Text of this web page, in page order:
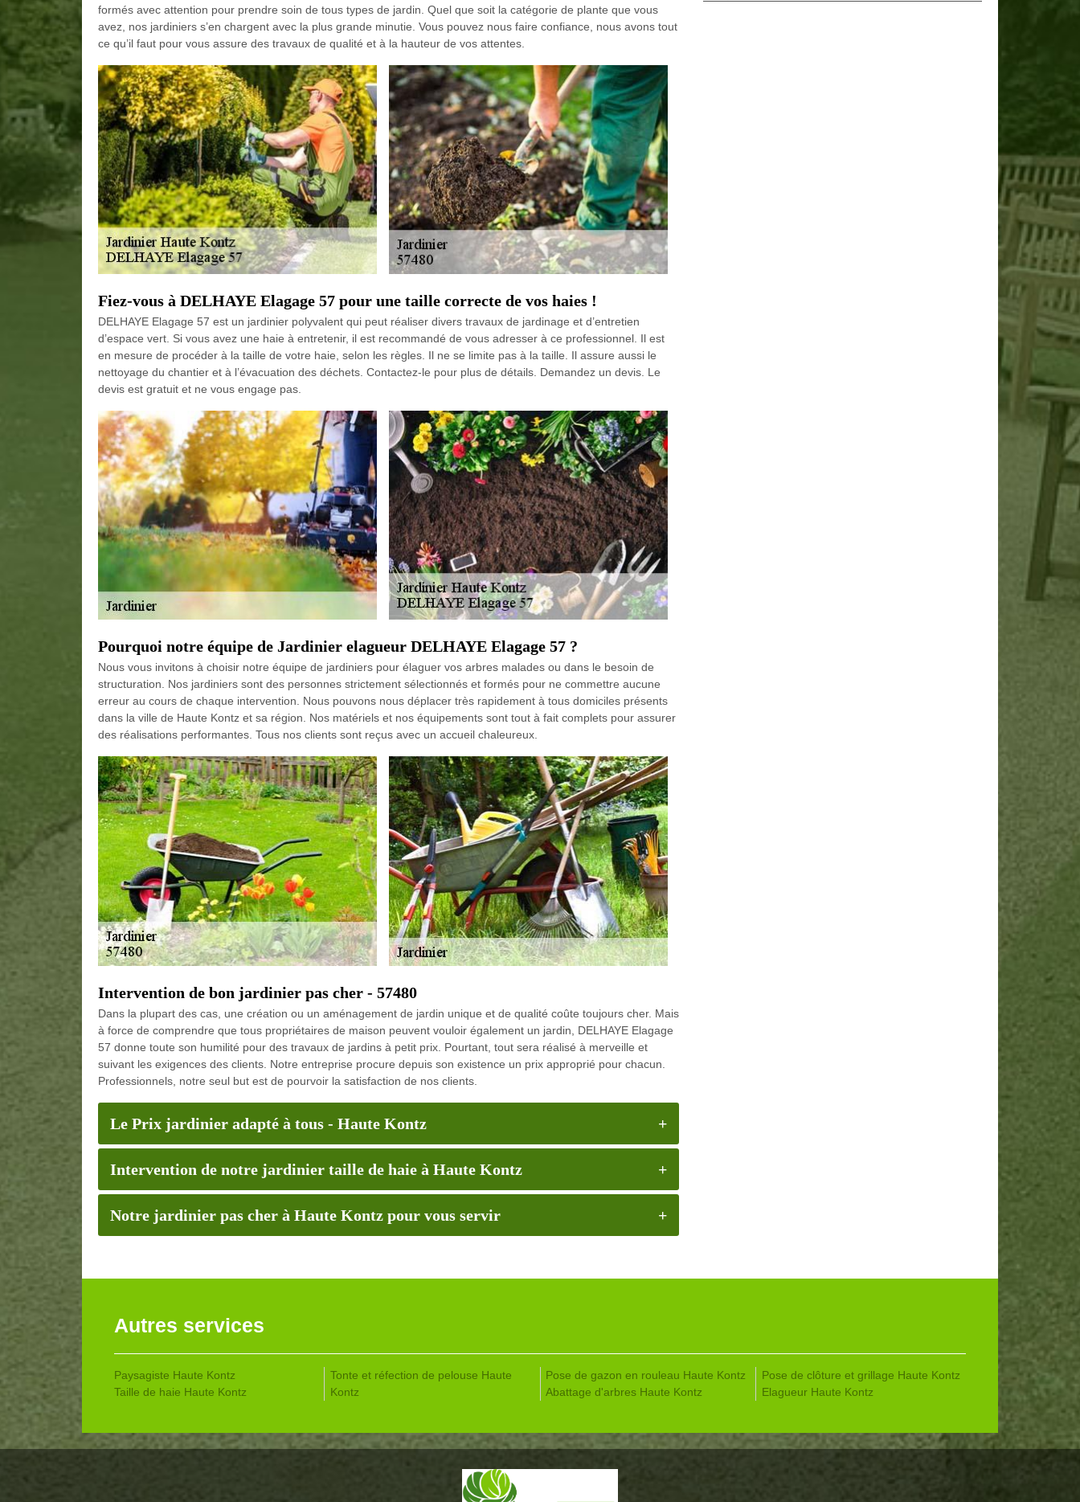
formés avec attention pour prendre soin de tous types de jardin. Quel que soit la catégorie de plante que vous
avez, nos jardiniers s’en chargent avec la plus grande minutie. Vous pouvez nous faire confiance, nous avons tout
ce qu’il faut pour vous assure des travaux de qualité et à la hauteur de vos attentes.
Fiez-vous à DELHAYE Elagage 57 pour une taille correcte de vos haies !
DELHAYE Elagage 57 est un jardinier polyvalent qui peut réaliser divers travaux de jardinage et d’entretien
d’espace vert. Si vous avez une haie à entretenir, il est recommandé de vous adresser à ce professionnel. Il est
en mesure de procéder à la taille de votre haie, selon les règles. Il ne se limite pas à la taille. Il assure aussi le
nettoyage du chantier et à l’évacuation des déchets. Contactez-le pour plus de détails. Demandez un devis. Le
devis est gratuit et ne vous engage pas.
Pourquoi notre équipe de Jardinier elagueur DELHAYE Elagage 57 ?
Nous vous invitons à choisir notre équipe de jardiniers pour élaguer vos arbres malades ou dans le besoin de
structuration. Nos jardiniers sont des personnes strictement sélectionnés et formés pour ne commettre aucune
erreur au cours de chaque intervention. Nous pouvons nous déplacer très rapidement à tous domiciles présents
dans la ville de Haute Kontz et sa région. Nos matériels et nos équipements sont tout à fait complets pour assurer
des réalisations performantes. Tous nos clients sont reçus avec un accueil chaleureux.
Intervention de bon jardinier pas cher - 57480
Dans la plupart des cas, une création ou un aménagement de jardin unique et de qualité coûte toujours cher. Mais
à force de comprendre que tous propriétaires de maison peuvent vouloir également un jardin, DELHAYE Elagage
57 donne toute son humilité pour des travaux de jardins à petit prix. Pourtant, tout sera réalisé à merveille et
suivant les exigences des clients. Notre entreprise procure depuis son existence un prix approprié pour chacun.
Professionnels, notre seul but est de pourvoir la satisfaction de nos clients.
Le Prix jardinier adapté à tous - Haute Kontz
Intervention de notre jardinier taille de haie à Haute Kontz
Notre jardinier pas cher à Haute Kontz pour vous servir
Autres services
Paysagiste Haute Kontz
Taille de haie Haute Kontz
Tonte et réfection de pelouse Haute
Kontz
Pose de gazon en rouleau Haute Kontz
Abattage d'arbres Haute Kontz
Pose de clôture et grillage Haute Kontz
Elagueur Haute Kontz